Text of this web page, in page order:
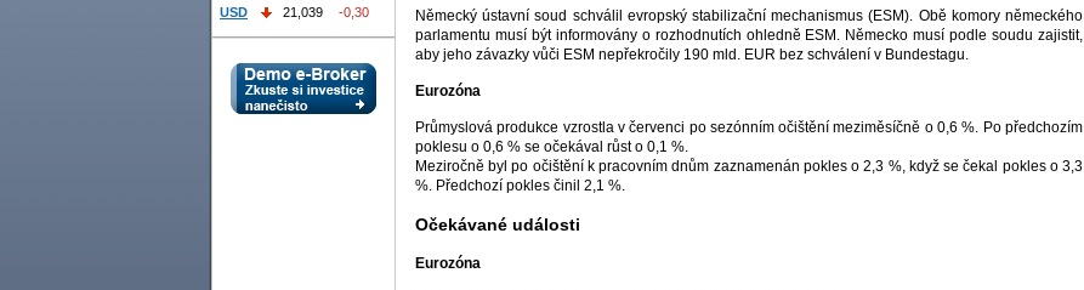
Německý ústavní soud schválil evropský stabilizační mechanismus (ESM). Obě komory německého
parlamentu musí být informovány o rozhodnutích ohledně ESM. Německo musí podle soudu zajistit,
aby jeho závazky vůči ESM nepřekročily 190 mld. EUR bez schválení v Bundestagu.
Eurozóna
Průmyslová produkce vzrostla v červenci po sezónním očištění meziměsíčně o 0,6 %. Po předchozím
poklesu o 0,6 % se očekával růst o 0,1 %.
Meziročně byl po očištění k pracovním dnům zaznamenán pokles o 2,3 %, když se čekal pokles o 3,3
%. Předchozí pokles činil 2,1 %.
Očekávané události
Eurozóna
USD
21,039 -0,30